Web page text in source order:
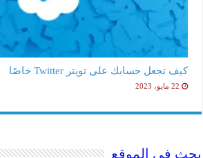
كيف تجعل حسابك على تويتر Twitter خاصًا
22 مايو، 2023
بحث في الموقع